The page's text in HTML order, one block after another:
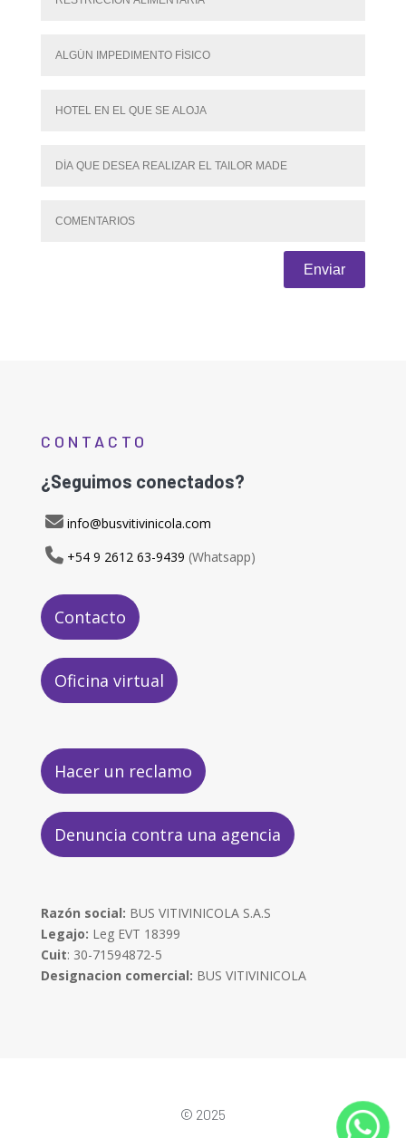
Enviar
CONTACTO
¿Seguimos conectados?
info@busvitivinicola.com
+54 9 2612 63-9439 (Whatsapp)
Contacto
Oficina virtual
Hacer un reclamo
Denuncia contra una agencia
Razón social: BUS VITIVINICOLA S.A.S
Legajo: Leg EVT 18399
Cuit: 30-71594872-5
Designacion comercial: BUS VITIVINICOLA
© 2025